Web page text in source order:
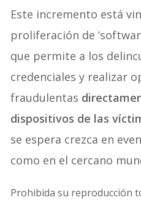
Este incremento está
proliferación de
que permite a los
credenciales y realizar
fraudulentas
dispositivos de las
se espera crezca en
como en el cercano
Prohibida su reproducción